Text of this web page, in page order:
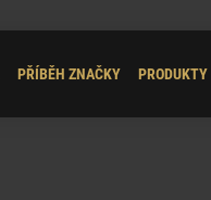
PŘÍBĚH ZNAČKY PRODUKTY